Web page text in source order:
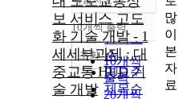
정확도
순
인기도
순
연도순
제목순
내림차순
10개씩 출력
10개씩
출력
20개씩
조회
보 서비스 고도
화 기술 개발 - 1
세세부과제 : 대
중교통 HUD 기
술 개발
많
이
본
자
료